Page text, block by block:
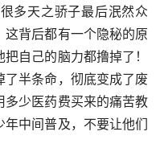
多天之骄子最后泯然众
背后都有一个隐秘的原
自己的脑力都撸掉了！
了半条命，彻底变成了废
多少医药费买来的痛苦教
中间普及，不要让他们